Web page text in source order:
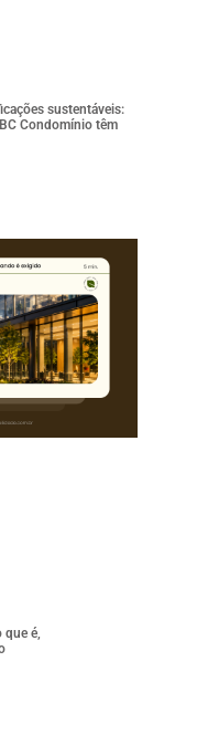
sustentáveis:
Condomínio têm
que é,